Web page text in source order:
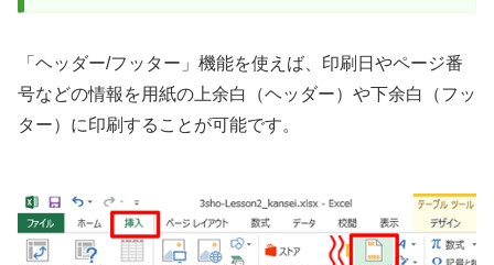
「ヘッダー/フッター」機能を使えば、印刷日やページ番
号などの情報を用紙の上余白（ヘッダー）や下余白（フッ
ター）に印刷することが可能です。